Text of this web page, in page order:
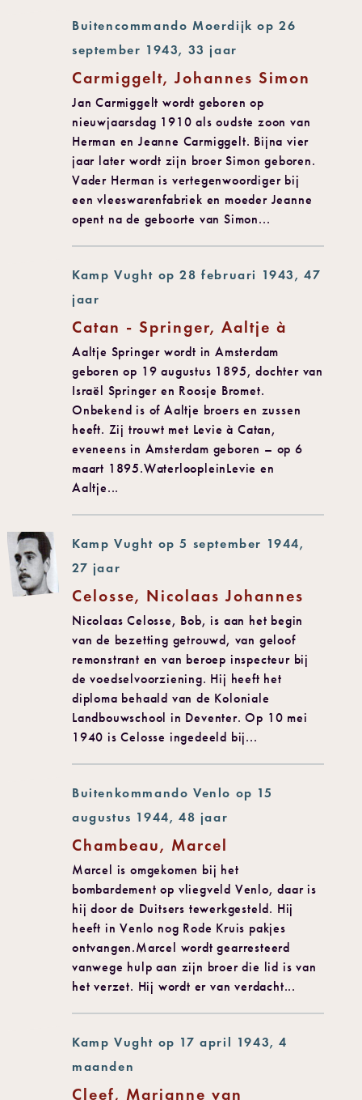
Buitencommando Moerdijk op 26
september 1943, 33 jaar
Carmiggelt, Johannes Simon
Jan Carmiggelt wordt geboren op
nieuwjaarsdag 1910 als oudste zoon van
Herman en Jeanne Carmiggelt. Bijna vier
jaar later wordt zijn broer Simon geboren.
Vader Herman is vertegenwoordiger bij
een vleeswarenfabriek en moeder Jeanne
opent na de geboorte van Simon...
Kamp Vught op 28 februari 1943, 47
jaar
Catan - Springer, Aaltje à
Aaltje Springer wordt in Amsterdam
geboren op 19 augustus 1895, dochter van
Israël Springer en Roosje Bromet.
Onbekend is of Aaltje broers en zussen
heeft. Zij trouwt met Levie à Catan,
eveneens in Amsterdam geboren – op 6
maart 1895.WaterloopleinLevie en
Aaltje...
Kamp Vught op 5 september 1944,
27 jaar
Celosse, Nicolaas Johannes
Nicolaas Celosse, Bob, is aan het begin
van de bezetting getrouwd, van geloof
remonstrant en van beroep inspecteur bij
de voedselvoorziening. Hij heeft het
diploma behaald van de Koloniale
Landbouwschool in Deventer. Op 10 mei
1940 is Celosse ingedeeld bij...
Buitenkommando Venlo op 15
augustus 1944, 48 jaar
Chambeau, Marcel
Marcel is omgekomen bij het
bombardement op vliegveld Venlo, daar is
hij door de Duitsers tewerkgesteld. Hij
heeft in Venlo nog Rode Kruis pakjes
ontvangen.Marcel wordt gearresteerd
vanwege hulp aan zijn broer die lid is van
het verzet. Hij wordt er van verdacht...
Kamp Vught op 17 april 1943, 4
maanden
Cleef, Marianne van